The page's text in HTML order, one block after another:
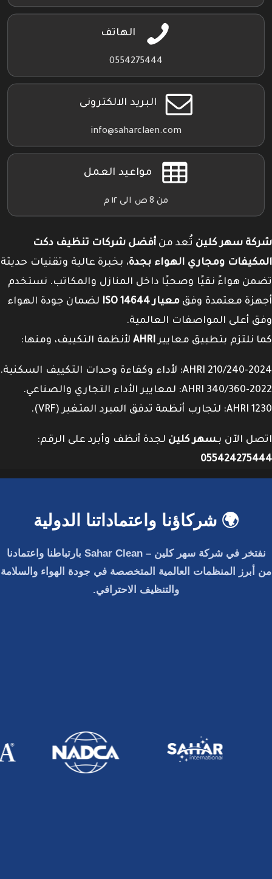
الهاتف
0554275444
البريد الالكترونى
info@saharclaen.com
مواعيد العمل
من 8 ص الى ١٢ م
شركة سهر كلين تُعد من أفضل شركات تنظيف دكت
المكيفات ومجاري الهواء بجدة، بخبرة عالية وتقنيات حديثة
تضمن هواءً نقيًا وصحيًا داخل المنازل والمكاتب. نستخدم
أجهزة معتمدة وفق معيار ISO 14644
لضمان جودة الهواء
وفق أعلى المواصفات العالمية.
كما نلتزم بتطبيق معاييرAHRI لأنظمة التكييف، ومنها:
AHRI 210/240-2024: لأداء وكفاءة وحدات التكييف السكنية.
AHRI 340/360-2022: لمعايير الأداء التجاري والصناعي.
AHRI 1230: لتجارب أنظمة تدفق المبرد المتغير (VRF).
اتصل الآن بـسهر كلين لجدة أنظف وأبرد على الرقم:
055424275444
🌍 شركاؤنا واعتماداتنا الدولية
نفتخر فيشركة سهر كلين – Sahar Clean
بارتباطنا واعتمادنا
من أبرز المنظمات العالمية المتخصصة في جودة الهواء والسلامة
والتنظيف الاحترافي.